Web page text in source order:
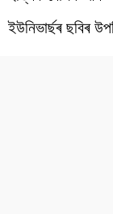
ইউনিভাৰ্ছৰ ছবিৰ